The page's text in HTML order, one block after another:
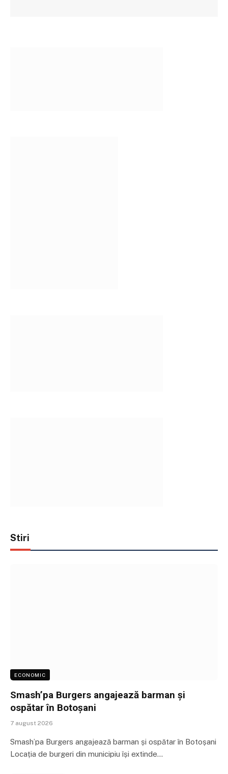
Stiri
ECONOMIC
Smash’pa Burgers angajează barman și
ospătar în Botoșani
7 august 2026
Smash’pa Burgers angajează barman și ospătar în Botoșani
Locația de burgeri din municipiu își extinde…